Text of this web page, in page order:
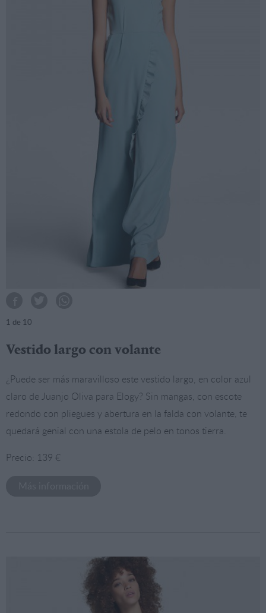
1 de 10
Vestido largo con volante
¿Puede ser más maravilloso este vestido largo, en color azul
claro de Juanjo Oliva para Elogy? Sin mangas, con escote
redondo con pliegues y abertura en la falda con volante, te
quedará genial con una estola de pelo en tonos tierra.
Precio: 139 €